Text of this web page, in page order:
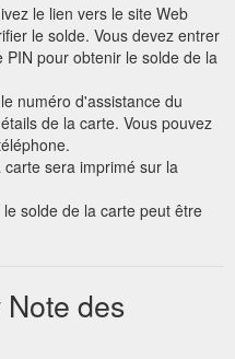
le lien vers le site Web
le solde. Vous devez entrer
pour obtenir le solde de la
numéro d'assistance du
de la carte. Vous pouvez
sera imprimé sur la
solde de la carte peut être
Note des